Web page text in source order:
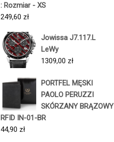
: Rozmiar - XS
249,60 zł
Jowissa J7.117.L
LeWy
1309,00 zł
PORTFEL MĘSKI
PAOLO PERUZZI
SKÓRZANY BRĄZOWY
RFID IN-01-BR
44,90 zł